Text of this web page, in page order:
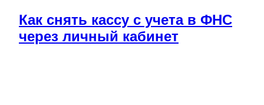
Как снять кассу с учета в ФНС
через личный кабинет